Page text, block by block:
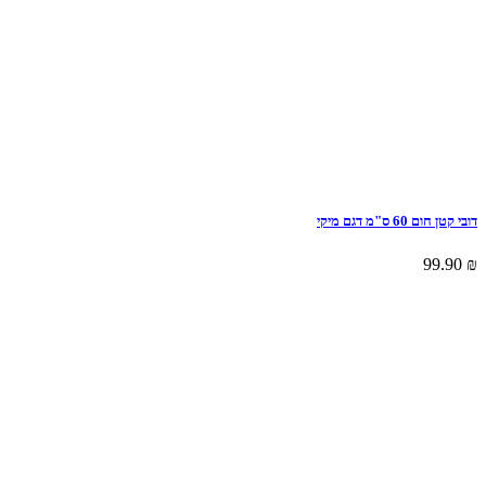
דובי קטן חום 60 ס"מ דגם מיקי
₪